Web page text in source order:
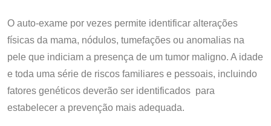
O auto-exame por vezes permite identificar alterações
físicas da mama, nódulos, tumefações ou anomalias na
pele que indiciam a presença de um tumor maligno. A idade
e toda uma série de riscos familiares e pessoais, incluindo
fatores genéticos deverão ser identificados para
estabelecer a prevenção mais adequada.